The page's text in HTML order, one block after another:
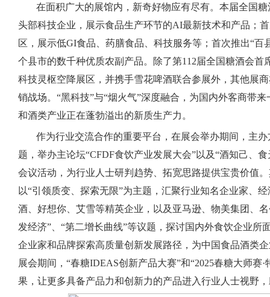
在面积广大的展馆内，新奇好物应有尽有。本届全国
头部科技企业，展示食品生产环节的AI最新技术和产品；
区，展示低GI食品、药膳食品、科技服务等；首次推出“百
个县市的数千种优质农副产品。除了第112届全国糖酒会首
科技灵枢空降展区，并携手雪花啤酒联合参展外，其他展
销战场。“黑科技”与“烟火气”深度融合，为国内外客商带
和酒类产业正在蓬勃溢出的新质生产力。
作为行业交流合作的重要平台，在展会举办期间，主
题，举办主论坛“CFDF食饮产业发展大会”以及“酒知己、
会议活动，为行业人士研判趋势、拓宽思路提供宝贵价值
以“引领质变、探索无限”为主题，汇聚行业知名企业家、
酒、好想你、艾雪等精英企业，以及亚马逊、物美集团、
发经济”、“第二增长曲线”等议题，探讨国内外食饮企业所
企业家和品牌探索高质量创新发展路径，为中国食品酒类
展会期间，“春糖IDEAS创新产品大赛”和“2025春糖大师赛
果，让更多具备产品力和创新力的产品进入行业人士视野